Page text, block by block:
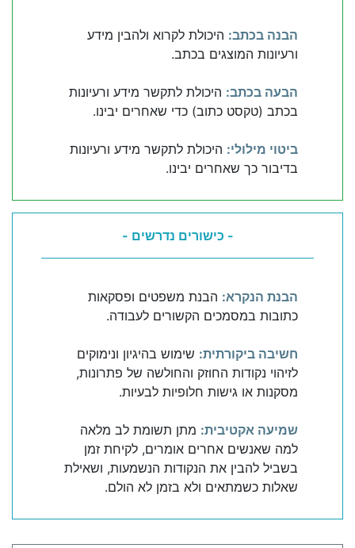
הבנה בכתב: היכולת לקרוא ולהבין מידע
ורעיונות המוצגים בכתב.
הבעה בכתב: היכולת לתקשר מידע ורעיונות
בכתב (טקסט כתוב) כדי שאחרים יבינו.
ביטוי מילולי: היכולת לתקשר מידע ורעיונות
בדיבור כך שאחרים יבינו.
- כישורים נדרשים -
הבנת הנקרא: הבנת משפטים ופסקאות
כתובות במסמכים הקשורים לעבודה.
חשיבה ביקורתית: שימוש בהיגיון ונימוקים
לזיהוי נקודות החוזק והחולשה של פתרונות,
מסקנות או גישות חלופיות לבעיות.
שמיעה אקטיבית: מתן תשומת לב מלאה
למה שאנשים אחרים אומרים, לקיחת זמן
בשביל להבין את הנקודות הנשמעות, ושאילת
שאלות כשמתאים ולא בזמן לא הולם.